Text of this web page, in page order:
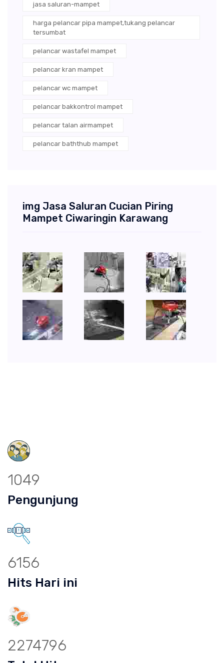
jasa saluran-mampet
harga pelancar pipa mampet,tukang pelancar
tersumbat
pelancar wastafel mampet
pelancar kran mampet
pelancar wc mampet
pelancar bakkontrol mampet
pelancar talan airmampet
pelancar baththub mampet
img Jasa Saluran Cucian Piring
Mampet Ciwaringin Karawang
1049
Pengunjung
6156
Hits Hari ini
2274796